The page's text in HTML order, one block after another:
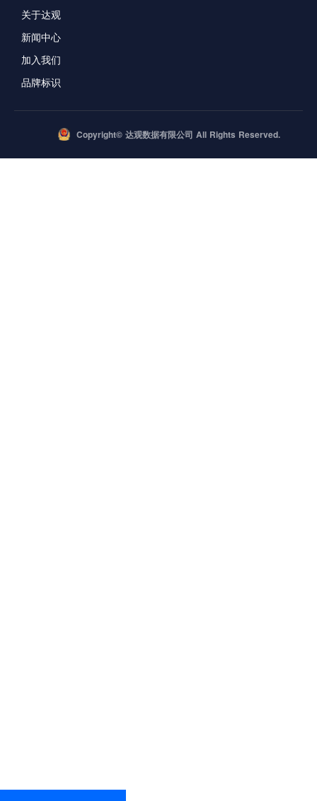
关于达观
新闻中心
加入我们
品牌标识
Copyright© 达观数据有限公司 All Rights Reserved.